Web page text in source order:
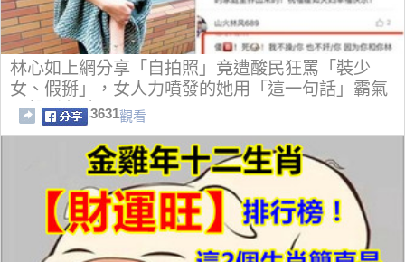
林心如上網分享「自拍照」竟遭酸民狂罵「裝少
女、假掰」，女人力噴發的她用「這一句話」霸氣
反擊所有酸民了！
3631觀看